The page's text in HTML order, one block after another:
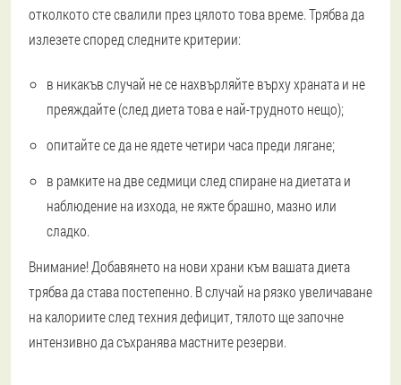
отколкото сте свалили през цялото това време. Трябва да
излезете според следните критерии:
в никакъв случай не се нахвърляйте върху храната и не
преяждайте (след диета това е най-трудното нещо);
опитайте се да не ядете четири часа преди лягане;
в рамките на две седмици след спиране на диетата и
наблюдение на изхода, не яжте брашно, мазно или
сладко.
Внимание! Добавянето на нови храни към вашата диета
трябва да става постепенно. В случай на рязко увеличаване
на калориите след техния дефицит, тялото ще започне
интензивно да съхранява мастните резерви.